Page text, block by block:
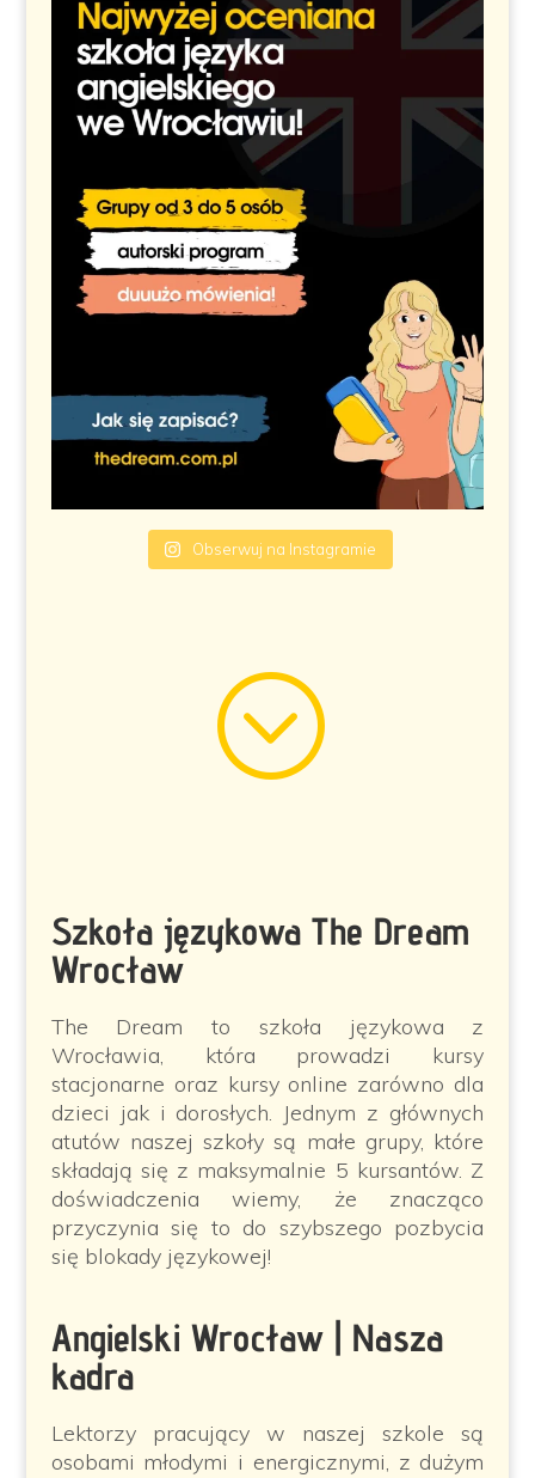
Obserwuj na Instagramie
;
Szkoła językowa The Dream
Wrocław
The Dream to szkoła językowa z
Wrocławia, która prowadzi kursy
stacjonarne oraz kursy online zarówno dla
dzieci jak i dorosłych. Jednym z głównych
atutów naszej szkoły są małe grupy, które
składają się z maksymalnie 5 kursantów. Z
doświadczenia wiemy, że znacząco
przyczynia się to do szybszego pozbycia
się blokady językowej!
Angielski Wrocław | Nasza
kadra
Lektorzy pracujący w naszej szkole są
osobami młodymi i energicznymi, z dużym